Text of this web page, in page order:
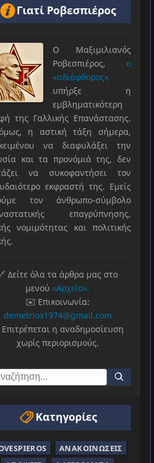
Γιατί Ροβεσπιέρος
Ο Μαξιμιλιανός
Ροβεσπιέρος, ο
«αδιάφθορος»,
υπήρξε η
εμβληματικότερη
της Γαλλικής Επανάστασης.
η αστική τάξη σήμερα,
να διαφυλάξει την
και τα προνόμιά της, δεν
να συκοφαντήσει τον
εκφραστή της. Εμείς
τον άνθρωπο-σύμβολο
επαγρύπνησης,
νομιμότητας και πολιτικής
Δείτε όλα τα άρθρα μας στο
μενού «Αρχείο».
✉️ Επικοινωνία:
demetriox1974@gmail.com
Επιτρέπεται η αναδημοσίευση
χωρίς περιορισμούς.
Κατηγορίες
ΑΝΑΚΟΙΝΏΣΕΙΣ